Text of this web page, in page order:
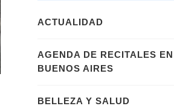
ACTUALIDAD
AGENDA DE RECITALES EN
BUENOS AIRES
BELLEZA Y SALUD